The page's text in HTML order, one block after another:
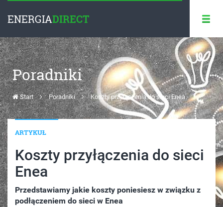
ENERGIADIRECT
Poradniki
Start Poradniki Koszty przyłączenia do sieci Enea
ARTYKUŁ
Koszty przyłączenia do sieci
Enea
Przedstawiamy jakie koszty poniesiesz w związku z
podłączeniem do sieci w Enea